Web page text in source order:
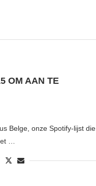
OM AAN TE
Belge, onze Spotify-lijst die
…